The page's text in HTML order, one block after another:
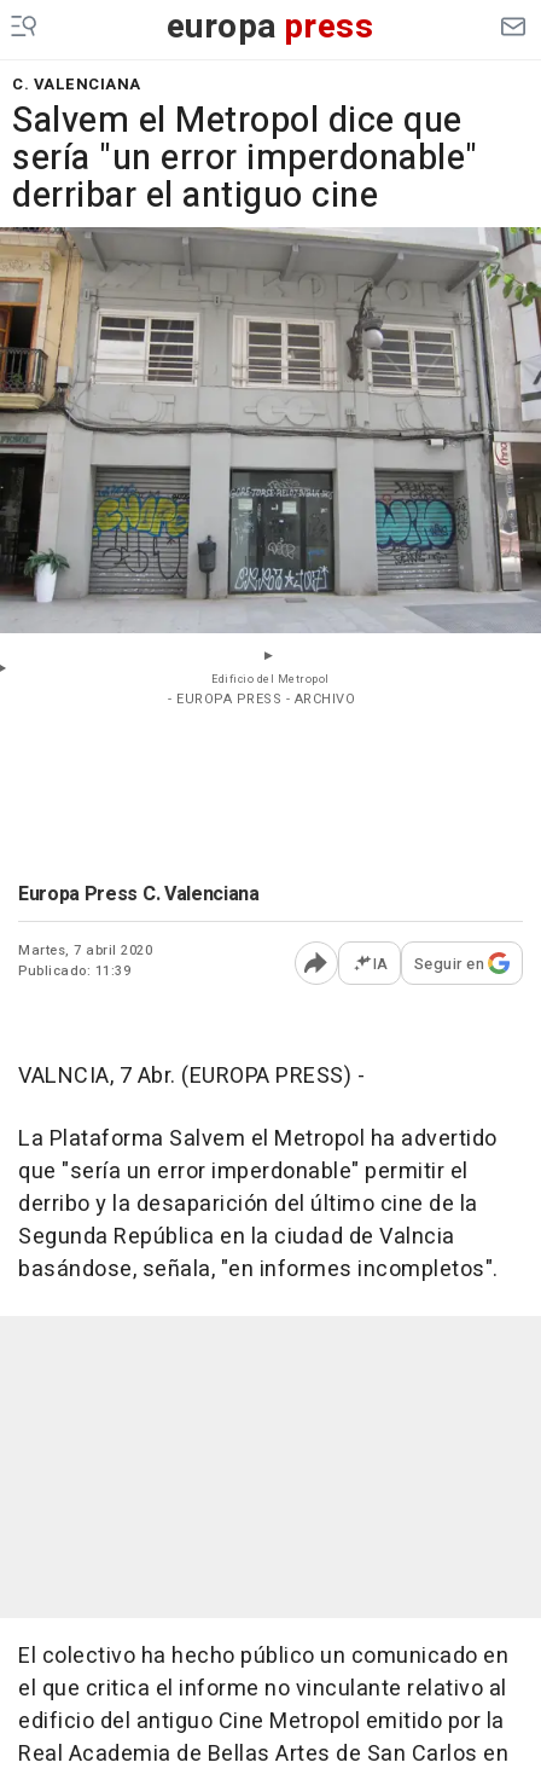
europa press
C. VALENCIANA
Salvem el Metropol dice que
sería "un error imperdonable"
derribar el antiguo cine
Edificio del Metropol
- EUROPA PRESS - ARCHIVO
Europa Press C. Valenciana
Martes, 7 abril 2020
Publicado: 11:39
Abrir opciones para
IA Seguir en
VALNCIA, 7 Abr. (EUROPA PRESS) -
La Plataforma Salvem el Metropol ha advertido
que "sería un error imperdonable" permitir el
derribo y la desaparición del último cine de la
Segunda República en la ciudad de Valncia
basándose, señala, "en informes incompletos".
El colectivo ha hecho público un comunicado en
el que critica el informe no vinculante relativo al
edificio del antiguo Cine Metropol emitido por la
Real Academia de Bellas Artes de San Carlos en